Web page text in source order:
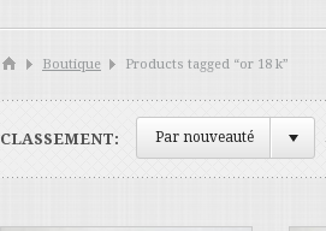
Boutique Products tagged “or 18 k”
CLASSEMENT: Par nouveauté